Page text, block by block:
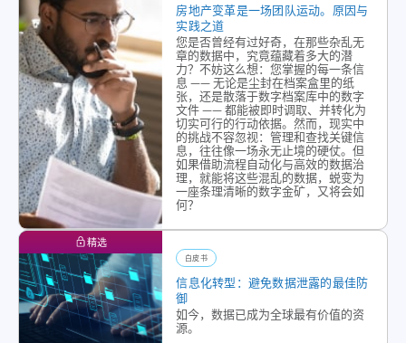
房地产变革是一场团队运动。原因与
实践之道
您是否曾经有过好奇，在那些杂乱无
章的数据中，究竟蕴藏着多大的潜
力？不妨这么想：您掌握的每一条信
息 —— 无论是尘封在档案盒里的纸
张，还是散落于数字档案库中的数字
文件 —— 都能被即时调取、并转化为
切实可行的行动依据。然而，现实中
的挑战不容忽视：管理和查找关键信
息，往往像一场永无止境的硬仗。但
如果借助流程自动化与高效的数据治
理，就能将这些混乱的数据，蜕变为
一座条理清晰的数字金矿，又将会如
何？
精选
白皮书
信息化转型：避免数据泄露的最佳防
御
如今，数据已成为全球最有价值的资
源。